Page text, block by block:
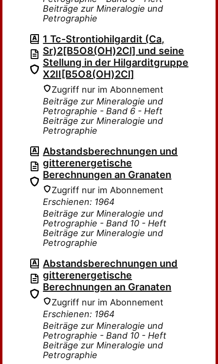
Beiträge zur Mineralogie und
Petrographie
1 Tc-Strontiohilgardit (Ca,
Sr)2[B5O8(OH)2Cl] und seine
Stellung in der Hilgarditgruppe
X2II[B5O8(OH)2Cl]
Zugriff nur im Abonnement
Beiträge zur Mineralogie und
Petrographie - Band 6 - Heft
Beiträge zur Mineralogie und
Petrographie
Abstandsberechnungen und
gitterenergetische
Berechnungen an Granaten
Zugriff nur im Abonnement
Erschienen: 1964
Beiträge zur Mineralogie und
Petrographie - Band 10 - Heft
Beiträge zur Mineralogie und
Petrographie
Abstandsberechnungen und
gitterenergetische
Berechnungen an Granaten
Zugriff nur im Abonnement
Erschienen: 1964
Beiträge zur Mineralogie und
Petrographie - Band 10 - Heft
Beiträge zur Mineralogie und
Petrographie